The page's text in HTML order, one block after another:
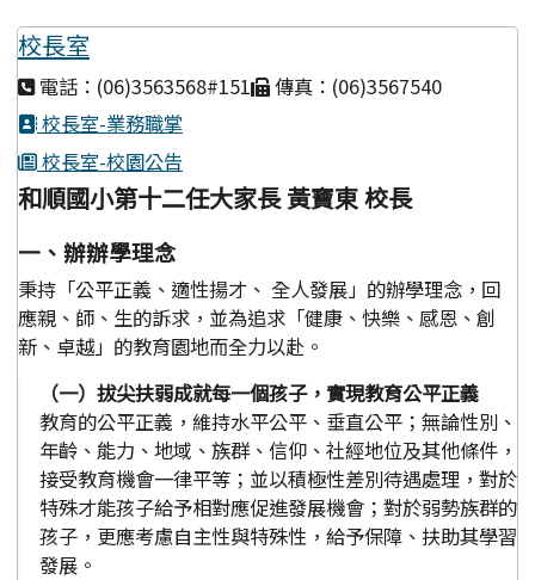
校長室
電話：(06)3563568#151
傳真：(06)3567540
校長室-業務職掌
校長室-校園公告
和順國小第十二任大家長 黃寶東 校長
一、辦辦學理念
秉持「公平正義、適性揚才、 全人發展」的辦學理念，回
應親、師、生的訴求，並為追求「健康、快樂、感恩、創
新、卓越」的教育園地而全力以赴。
（一）拔尖扶弱成就每一個孩子，實現教育公平正義
教育的公平正義，維持水平公平、垂直公平；無論性別、
年齡、能力、地域、族群、信仰、社經地位及其他條件，
接受教育機會一律平等；並以積極性差別待遇處理，對於
特殊才能孩子給予相對應促進發展機會；對於弱勢族群的
孩子，更應考慮自主性與特殊性，給予保障、扶助其學習
發展。